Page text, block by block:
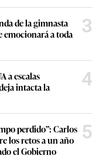
de la gimnasta
emocionará a toda
3
a escalas
intacta la
4
perdido”: Carlos
los retos a un año
el Gobierno
5